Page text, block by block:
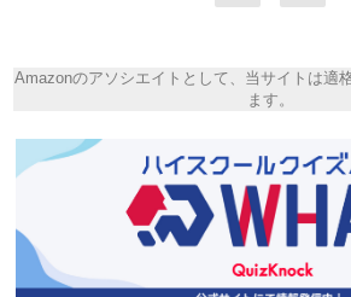
Amazonのアソシエイトとして、当サイトは適
ます。